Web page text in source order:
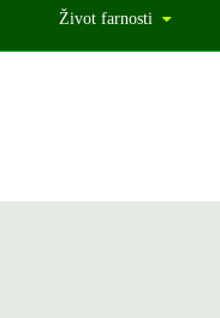
Život farnosti